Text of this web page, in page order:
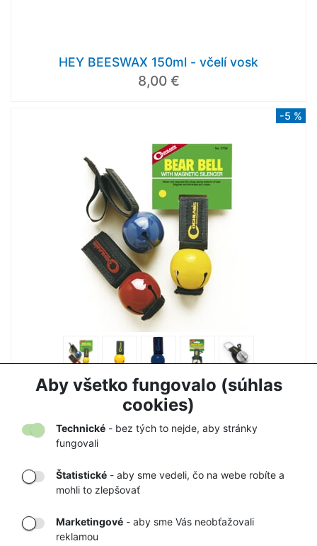
Aby všetko fungovalo (súhlas
cookies)
Technické - bez tých to nejde, aby stránky
fungovali
Štatistické - aby sme vedeli, čo na webe robíte a
mohli to zlepšovať
Marketingové - aby sme Vás neobťažovali
reklamou
HEY BEESWAX 150ml - včelí vosk
8,00 €
-5 %
ZVONČEK NA MEDVEDE COGHLANS
7,50 € 7,90 €
TOVARU AŽ K
VÁM DOMOV
OBCHOD